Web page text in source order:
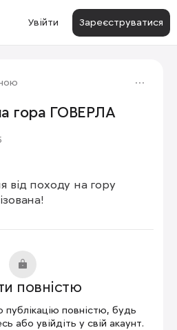
Увійти Зареєструватися
гора ГОВЕРЛА
від походу на гору
повністю
повністю, будь
або увійдіть у свій акаунт.